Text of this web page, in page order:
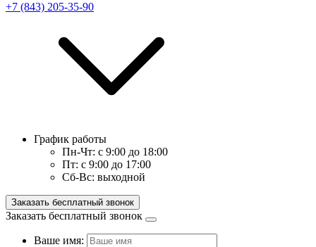
+7 (843) 205-35-90
График работы
Пн-Чт: с 9:00 до 18:00
Пт: с 9:00 до 17:00
Сб-Вс: выходной
Заказать бесплатный звонок
Заказать бесплатный звонок
Ваше имя: